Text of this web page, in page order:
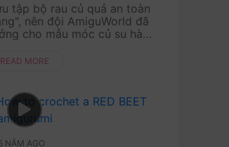
tập bộ rau củ quả an toàn
nên đội AmiguWorld đã
cho mẫu móc củ su hào
hướng dẫn chi tiết t....
READ MORE
NĂM AGO